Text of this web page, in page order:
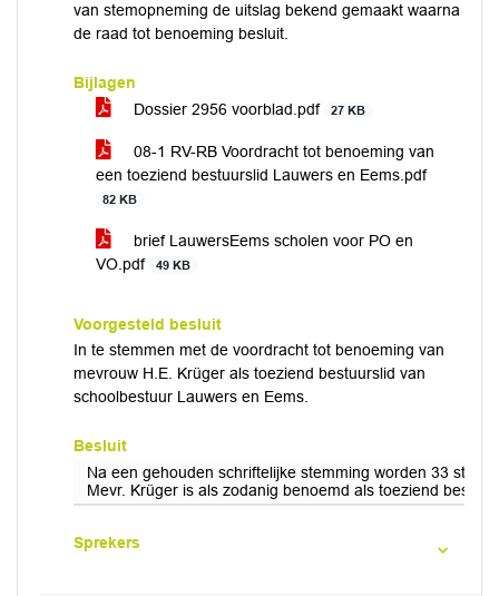
van stemopneming de uitslag bekend gemaakt waarna
de raad tot benoeming besluit.
Bijlagen
Dossier 2956 voorblad.pdf
27 KB
08-1 RV-RB Voordracht tot benoeming van
een toeziend bestuurslid Lauwers en Eems.pdf
82 KB
brief LauwersEems scholen voor PO en
VO.pdf
49 KB
Voorgesteld besluit
In te stemmen met de voordracht tot benoeming van
mevrouw H.E. Krüger als toeziend bestuurslid van
schoolbestuur Lauwers en Eems.
Besluit
Na een gehouden schriftelijke stemming worden 33
Mevr. Krüger is als zodanig benoemd als toeziend
Sprekers